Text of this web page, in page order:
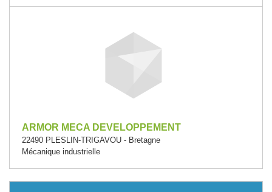
ARMOR MECA DEVELOPPEMENT
22490 PLESLIN-TRIGAVOU - Bretagne
Mécanique industrielle